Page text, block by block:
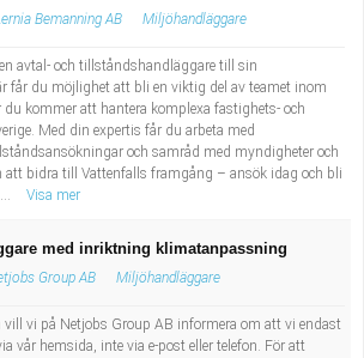
Bemanning AB Miljöhandläggare
avtal- och tillståndshandläggare till sin
får du möjlighet att bli en viktig del av teamet inom
kommer att hantera komplexa fastighets- och
Med din expertis får du arbeta med
och samråd med myndigheter och
att bidra till Vattenfalls framgång – ansök idag och bli
Visa mer
med inriktning klimatanpassning
Group AB Miljöhandläggare
vill vi på Netjobs Group AB informera om att vi endast
vår hemsida, inte via e-post eller telefon. För att